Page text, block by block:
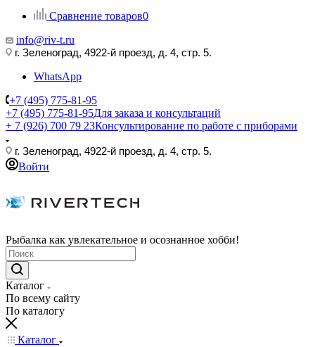
Сравнение товаров0
info@riv-t.ru
г. Зеленоград, 4922-й проезд, д. 4, стр. 5.
WhatsApp
+7 (495) 775-81-95
+7 (495) 775-81-95Для заказа и консультаций
+ 7 (926) 700 79 23Консультирование по работе с приборами
г. Зеленоград, 4922-й проезд, д. 4, стр. 5.
Войти
Рыбалка как увлекательное и осознанное хобби!
Каталог
По всему сайту
По каталогу
Каталог